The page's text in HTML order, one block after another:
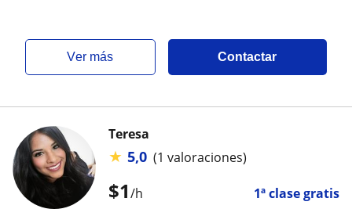
ver más Contactar
$1/h 1ª clase gratis
Teresa
★ 5,0 (1 valoraciones)